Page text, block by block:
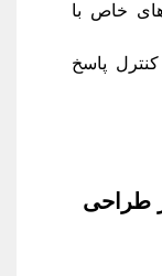
خاص با
پاسخ
طراحی